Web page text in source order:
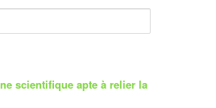
scientifique apte à relier la